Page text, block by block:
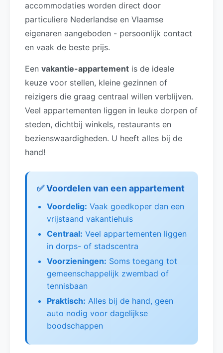
accommodaties worden direct door
particuliere Nederlandse en Vlaamse
eigenaren aangeboden - persoonlijk contact
en vaak de beste prijs.
Een vakantie-appartement is de ideale
keuze voor stellen, kleine gezinnen of
reizigers die graag centraal willen verblijven.
Veel appartementen liggen in leuke dorpen of
steden, dichtbij winkels, restaurants en
bezienswaardigheden. U heeft alles bij de
hand!
✅ Voordelen van een appartement
Voordelig: Vaak goedkoper dan een
vrijstaand vakantiehuis
Centraal: Veel appartementen liggen
in dorps- of stadscentra
Voorzieningen: Soms toegang tot
gemeenschappelijk zwembad of
tennisbaan
Praktisch: Alles bij de hand, geen
auto nodig voor dagelijkse
boodschappen